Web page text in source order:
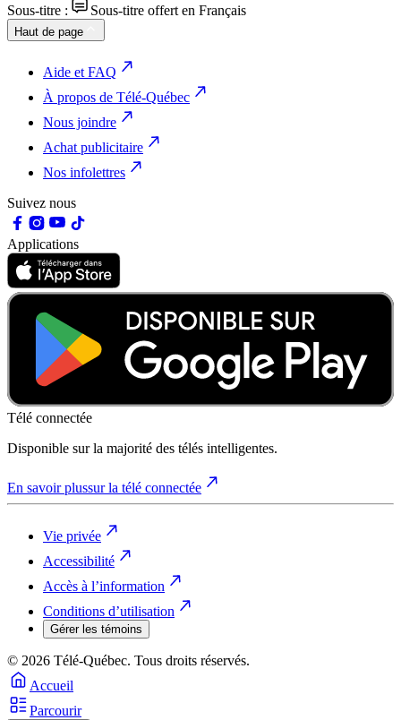
Sous-titre :
Sous-titre offert en Français
Haut de page
Aide et FAQ
À propos de Télé-Québec
Nous joindre
Achat publicitaire
Nos infolettres
Suivez nous
Applications
Télé connectée
Disponible sur la majorité des télés intelligentes.
En savoir plussur la télé connectée
Vie privée
Accessibilité
Accès à l’information
Conditions d’utilisation
Gérer les témoins
© 2026 Télé-Québec. Tous droits réservés.
Accueil
Parcourir